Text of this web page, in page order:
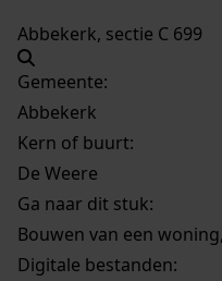
Abbekerk, sectie C 699
Gemeente:
Abbekerk
Kern of buurt:
De Weere
Ga naar dit stuk:
Bouwen van een
Digitale bestanden: